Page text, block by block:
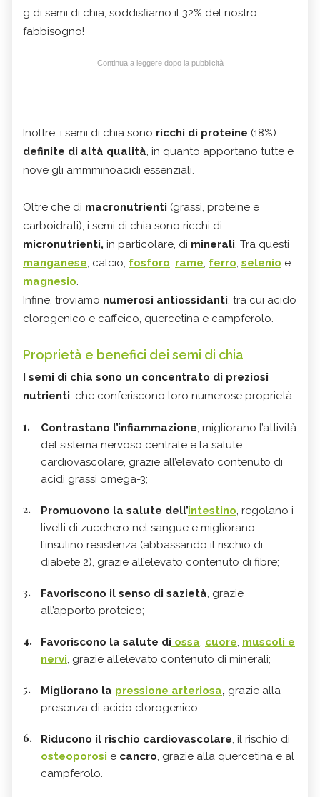
g di semi di chia, soddisfiamo il 32% del nostro
fabbisogno!
Continua a leggere dopo la pubblicità
Inoltre, i semi di chia sono ricchi di proteine (18%)
definite di altà qualità, in quanto apportano tutte e
nove gli ammminoacidi essenziali.
Oltre che di macronutrienti (grassi, proteine e
carboidrati), i semi di chia sono ricchi di
micronutrienti, in particolare, di minerali. Tra questi
manganese, calcio, fosforo, rame, ferro, selenio e
magnesio.
Infine, troviamo numerosi antiossidanti, tra cui acido
clorogenico e caffeico, quercetina e campferolo.
Proprietà e benefici dei semi di chia
I semi di chia sono un concentrato di preziosi
nutrienti, che conferiscono loro numerose proprietà:
Contrastano l’infiammazione, migliorano l’attività
del sistema nervoso centrale e la salute
cardiovascolare, grazie all’elevato contenuto di
acidi grassi omega-3;
Promuovono la salute dell’intestino, regolano i
livelli di zucchero nel sangue e migliorano
l’insulino resistenza (abbassando il rischio di
diabete 2), grazie all’elevato contenuto di fibre;
Favoriscono il senso di sazietà, grazie
all’apporto proteico;
Favoriscono la salute di ossa, cuore, muscoli e
nervi, grazie all’elevato contenuto di minerali;
Migliorano la pressione arteriosa, grazie alla
presenza di acido clorogenico;
Riducono il rischio cardiovascolare, il rischio di
osteoporosi e cancro, grazie alla quercetina e al
campferolo.